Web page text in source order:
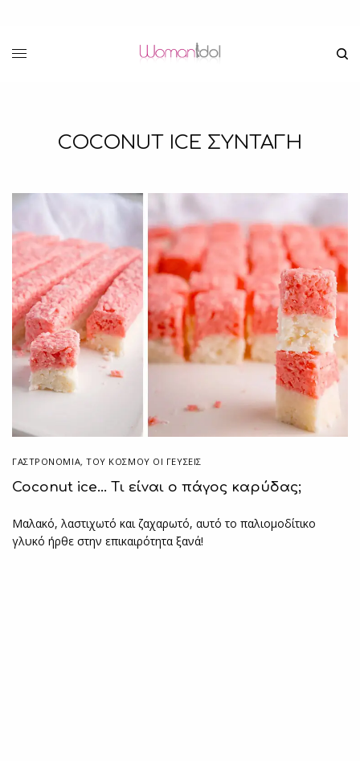
COCONUT ICE ΣΥΝΤΑΓΗ
ΓΑΣΤΡΟΝΟΜΙΑ,ΤΟΥ ΚΌΣΜΟΥ ΟΙ ΓΕΎΣΕΙΣ
Coconut ice… Τι είναι ο πάγος καρύδας;
Μαλακό, λαστιχωτό και ζαχαρωτό, αυτό το παλιομοδίτικο
γλυκό ήρθε στην επικαιρότητα ξανά!